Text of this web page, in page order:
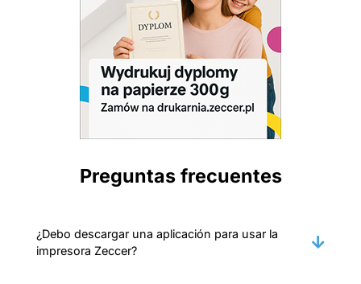
Preguntas frecuentes
¿Debo descargar una aplicación para usar la
impresora Zeccer?